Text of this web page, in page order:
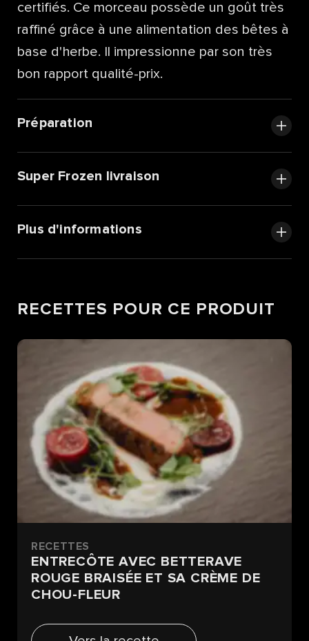
certifiés. Ce morceau possède un goût très
raffiné grâce à une alimentation des bêtes à
base d'herbe. Il impressionne par son très
bon rapport qualité-prix.
Préparation
Super Frozen livraison
Plus d'informations
RECETTES POUR CE PRODUIT
RECETTES
ENTRECÔTE AVEC BETTERAVE
ROUGE BRAISÉE ET SA CRÈME DE
CHOU-FLEUR